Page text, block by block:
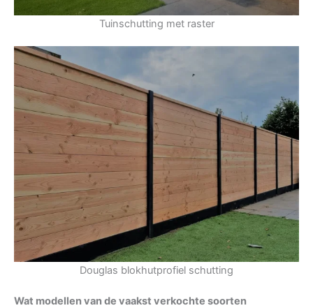
Tuinschutting met raster
Douglas blokhutprofiel schutting
Wat modellen van de vaakst verkochte soorten